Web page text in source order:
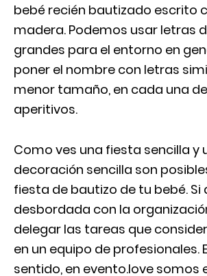
bebé recién bautizado escrito
madera. Podemos usar letras
grandes para el entorno en
poner el nombre con letras
menor tamaño, en cada una
aperitivos.
Como ves una fiesta sencilla y
decoración sencilla son
fiesta de bautizo de tu bebé. Si
desbordada con la
delegar las tareas que
en un equipo de profesionales.
sentido, en evento.love somos